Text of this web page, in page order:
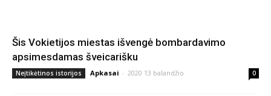
Šis Vokietijos miestas išvengė bombardavimo
apsimesdamas šveicarišku
Neįtikėtinos istorijos Apkasai - 2020 13 balandžio 0